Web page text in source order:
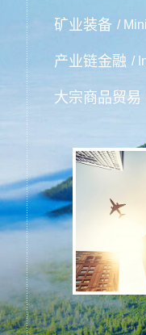
矿业装备 /
产业链金融 /
大宗商品贸易